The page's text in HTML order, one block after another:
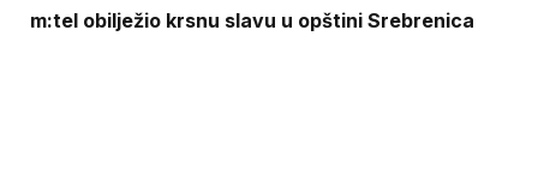
m:tel obilježio krsnu slavu u opštini Srebrenica